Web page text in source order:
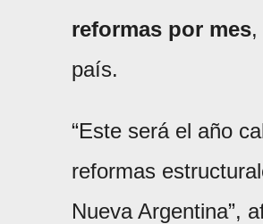
reformas por mes
país.
“Este será el año
reformas
Nueva Argentina”,